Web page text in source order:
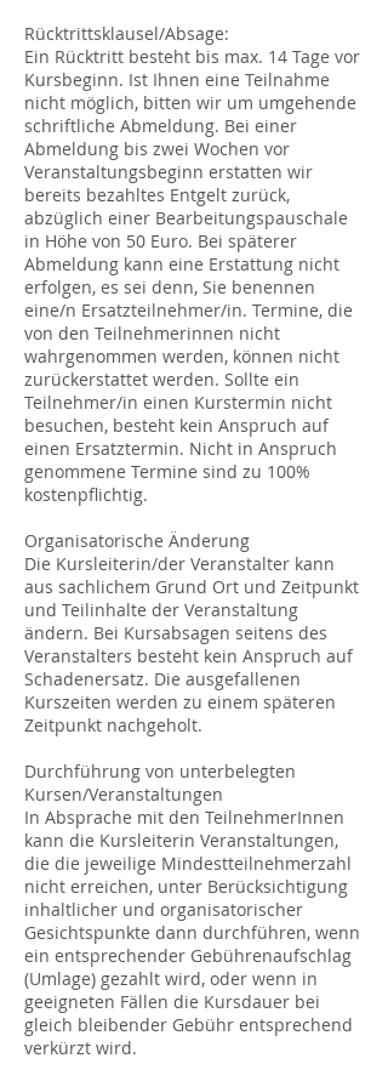
Rücktrittsklausel/Absage:
Ein Rücktritt besteht bis max. 14 Tage vor
Kursbeginn. Ist Ihnen eine Teilnahme
nicht möglich, bitten wir um umgehende
schriftliche Abmeldung. Bei einer
Abmeldung bis zwei Wochen vor
Veranstaltungsbeginn erstatten wir
bereits bezahltes Entgelt zurück,
abzüglich einer Bearbeitungspauschale
in Höhe von 50 Euro. Bei späterer
Abmeldung kann eine Erstattung nicht
erfolgen, es sei denn, Sie benennen
eine/n Ersatzteilnehmer/in. Termine, die
von den Teilnehmerinnen nicht
wahrgenommen werden, können nicht
zurückerstattet werden. Sollte ein
Teilnehmer/in einen Kurstermin nicht
besuchen, besteht kein Anspruch auf
einen Ersatztermin. Nicht in Anspruch
genommene Termine sind zu 100%
kostenpflichtig.
Organisatorische Änderung
Die Kursleiterin/der Veranstalter kann
aus sachlichem Grund Ort und Zeitpunkt
und Teilinhalte der Veranstaltung
ändern. Bei Kursabsagen seitens des
Veranstalters besteht kein Anspruch auf
Schadenersatz. Die ausgefallenen
Kurszeiten werden zu einem späteren
Zeitpunkt nachgeholt.
Durchführung von unterbelegten
Kursen/Veranstaltungen
In Absprache mit den TeilnehmerInnen
kann die Kursleiterin Veranstaltungen,
die die jeweilige Mindestteilnehmerzahl
nicht erreichen, unter Berücksichtigung
inhaltlicher und organisatorischer
Gesichtspunkte dann durchführen, wenn
ein entsprechender Gebührenaufschlag
(Umlage) gezahlt wird, oder wenn in
geeigneten Fällen die Kursdauer bei
gleich bleibender Gebühr entsprechend
verkürzt wird.